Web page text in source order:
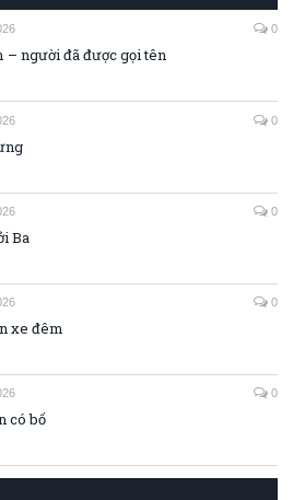
0
– người đã được gọi tên
0
0
Ba
0
xe đêm
0
có bố